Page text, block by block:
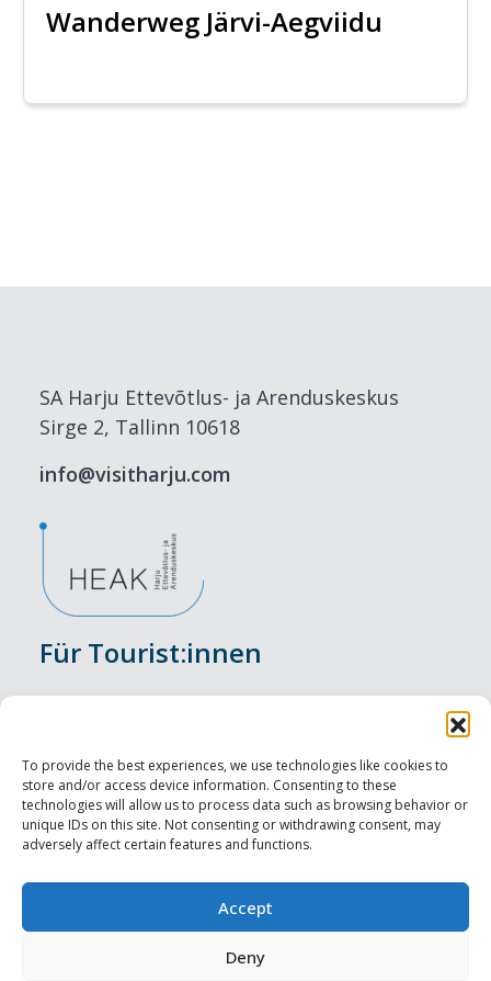
To provide the best experiences, we use technologies like cookies to
store and/or access device information. Consenting to these
technologies will allow us to process data such as browsing behavior or
unique IDs on this site. Not consenting or withdrawing consent, may
adversely affect certain features and functions.
Accept
Deny
Wanderweg Järvi-Aegviidu
SA Harju Ettevõtlus- ja Arenduskeskus
Sirge 2, Tallinn 10618
info@visitharju.com
Für Tourist:innen
Unterkunft
Genusserlebnisse
Sehenswürdigkeiten
Für Tourismusprofis